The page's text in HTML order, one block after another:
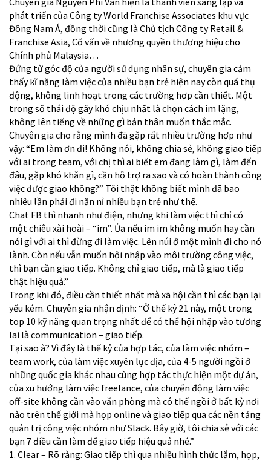
phát triển của Công ty World Franchise Associates khu vực
Đông Nam Á, đồng thời cũng là Chủ tịch Công ty Retail &
Franchise Asia, Cố vấn về nhượng quyền thương hiệu cho
Chính phủ Malaysia…
Đứng từ góc độ của người sử dụng nhân sự, chuyên gia cảm
thấy kĩ năng làm việc của nhiều bạn trẻ hiện nay còn quá thụ
động, không linh hoạt trong các trường hợp cần thiết. Một
trong số thái độ gây khó chịu nhất là chọn cách im lặng,
không lên tiếng về những gì bản thân muốn thắc mắc.
Chuyên gia cho rằng mình đã gặp rất nhiều trường hợp như
vậy: “Em làm ơn đi! Không nói, không chia sẻ, không giao tiếp
với ai trong team, với chị thì ai biết em đang làm gì, làm đến
đâu, gặp khó khăn gì, cần hỗ trợ ra sao và có hoàn thành công
việc được giao không?” Tôi thật không biết mình đã bao
nhiêu lần phải đi năn nỉ nhiều bạn trẻ như thế.
Chat FB thì nhanh như điện, nhưng khi làm việc thì chỉ có
một chiêu xài hoài – “im”. Ủa nếu im im không muốn hay cần
nói gì với ai thì đừng đi làm việc. Lên núi ở một mình đi cho nó
lành. Còn nếu vẫn muốn hội nhập vào môi trường công việc,
thì bạn cần giao tiếp. Không chỉ giao tiếp, mà là giao tiếp
thật hiệu quả.”
Trong khi đó, điều cần thiết nhất mà xã hội cần thì các bạn lại
yếu kém. Chuyên gia nhận định: “Ở thế kỷ 21 này, một trong
top 10 kỹ năng quan trọng nhất để có thể hội nhập vào tương
lai là communication – giao tiếp.
Tại sao à? Vì đây là thế kỷ của hợp tác, của làm việc nhóm –
team work, của làm việc xuyên lục địa, của 4-5 người ngồi ở
những quốc gia khác nhau cùng hợp tác thực hiện một dự án,
của xu hướng làm việc freelance, của chuyển động làm việc
off-site không cần vào văn phòng mà có thể ngồi ở bất kỳ nơi
nào trên thế giới mà họp online và giao tiếp qua các nền tảng
quản trị công việc nhóm như Slack. Bây giờ, tôi chia sẻ với các
bạn 7 điều cần làm để giao tiếp hiệu quả nhé.”
1. Clear – Rõ ràng: Giao tiếp thì qua nhiều hình thức lắm, họp,